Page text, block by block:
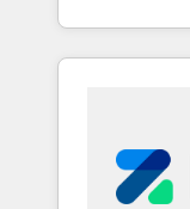
services and more.
to HubSpot
long-term
client
begins with
journey